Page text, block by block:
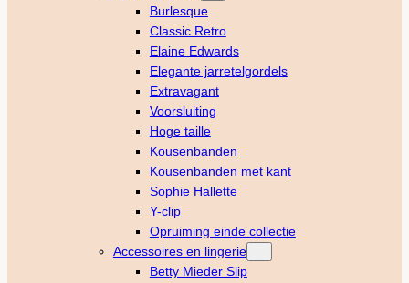
Burlesque
Classic Retro
Elaine Edwards
Elegante jarretelgordels
Extravagant
Voorsluiting
Hoge taille
Kousenbanden
Kousenbanden met kant
Sophie Hallette
Y-clip
Opruiming einde collectie
Accessoires en lingerie
Betty Mieder Slip